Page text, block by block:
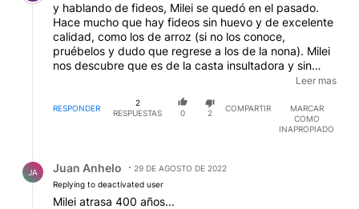
y hablando de fideos, Milei se quedó en el pasado.
Hace mucho que hay fideos sin huevo y de excelente
calidad, como los de arroz (si no los conoce,
pruébelos y dudo que regrese a los de la nona). Milei
nos descubre que es de la casta insultadora y sin
propuestas serias, solo tribuneras, además de su
atraso en cuestiones nutricionales. Otro que si llega a
la Rosada, repartirá fideos con huevo, evitando la
polenta que identifica a otro partido, cada vez más
Leer mas
RESPONDER
2
RESPUESTAS
0 2
COMPARTIR
MARCAR
COMO
INAPROPIADO
JA Juan Anhelo
29 DE AGOSTO DE 2022
Replying to deactivated user
Milei atrasa 400 años...